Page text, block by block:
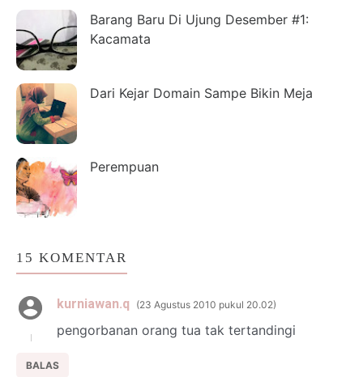
Barang Baru Di Ujung Desember #1:
Kacamata
Dari Kejar Domain Sampe Bikin Meja
Perempuan
15 KOMENTAR
kurniawan.q 23 Agustus 2010 pukul 20.02
pengorbanan orang tua tak tertandingi
BALAS